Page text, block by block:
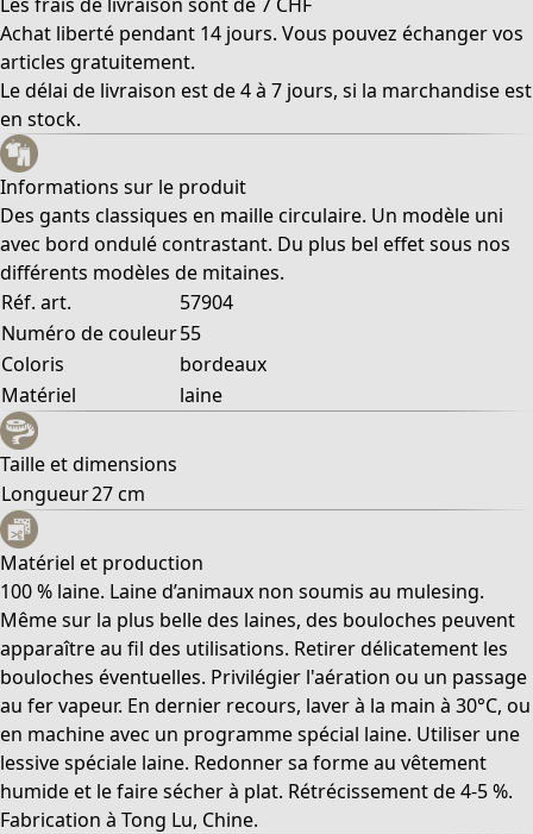
Achat liberté pendant 14 jours. Vous pouvez échanger vos
articles gratuitement.
Le délai de livraison est de 4 à 7 jours, si la marchandise est
en stock.
Informations sur le produit
Des gants classiques en maille circulaire. Un modèle uni
avec bord ondulé contrastant. Du plus bel effet sous nos
différents modèles de mitaines.
Réf. art.
57904
Numéro de couleur55
Coloris
bordeaux
Matériel
laine
Taille et dimensions
Longueur27 cm
Matériel et production
100 % laine. Laine d’animaux non soumis au mulesing.
Même sur la plus belle des laines, des bouloches peuvent
apparaître au fil des utilisations. Retirer délicatement les
bouloches éventuelles. Privilégier l'aération ou un passage
au fer vapeur. En dernier recours, laver à la main à 30°C, ou
en machine avec un programme spécial laine. Utiliser une
lessive spéciale laine. Redonner sa forme au vêtement
humide et le faire sécher à plat. Rétrécissement de 4-5 %.
Fabrication à Tong Lu, Chine.